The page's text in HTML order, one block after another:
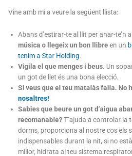
Vine amb mi a veure la següent llista:
Abans d’estirar-te al llit per anar-te’n
música o llegeix un bon llibreen un
tenim a Star Holding.
Vigila el que menges i beus. Un
un got de llet és una bona elecció.
Si veus que el teu matalàs falla. No
nosaltres!
Sabies que beure un got d’aigua
recomanable?T’ajuda a controlar la
dorms, proporciona al nostre cos els
indispensables durant la nit, si no
millor, hidrata al teu sistema